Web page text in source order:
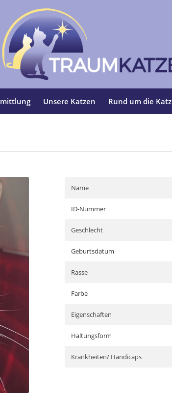
Unsere Katzen Rund um die Katz
Name
ID-Nummer
Geschlecht
Geburtsdatum
Rasse
Farbe
Eigenschaften
Haltungsform
Krankheiten/ Handicaps